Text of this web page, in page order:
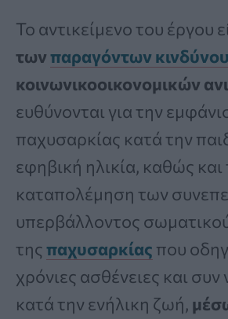
Το αντικείμενο του έργου
τωνπαραγόντων κινδύνου
κοινωνικοοικονομικών
ευθύνονται για την
παχυσαρκίας κατά την
εφηβική ηλικία, καθώς και
καταπολέμηση των
υπερβάλλοντος
τηςπαχυσαρκίας που
χρόνιες ασθένειες και
κατά την ενήλικη ζωή,